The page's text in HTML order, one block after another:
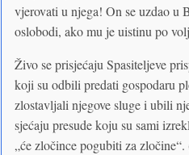
vjerovati u njega! On se uzdao u
oslobodi, ako mu je uistinu po
Živo se prisjećaju Spasiteljeve
koji su odbili predati gospodaru
zlostavljali njegove sluge i ubili
sjećaju presude koju su sami
„će zločince pogubiti za